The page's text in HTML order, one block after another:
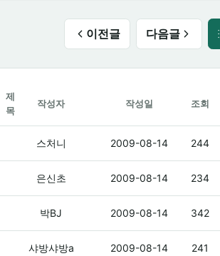
이전글 다음글
제
목
작성자 작성일 조회
저녁으로 뼈다구해장국하고 설렁탕중 뭐
스처니 2009-08-14 244
중복조회 체크를
은신초 2009-08-14 234
내가말이야 졸린데말이야(2)
박BJ 2009-08-14 342
우리 오덕 게시판에 (2)
샤방샤방a 2009-08-14 241